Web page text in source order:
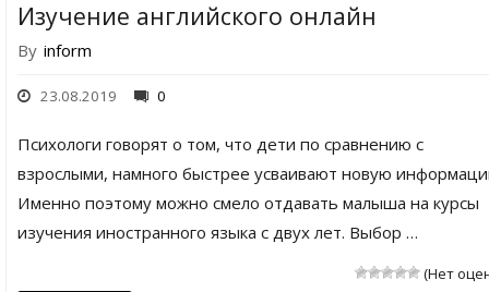
Изучение английского онлайн
By inform
23.08.2019 0
Психологи говорят о том, что дети по сравнению с
взрослыми, намного быстрее усваивают новую
Именно поэтому можно смело отдавать малыша на курсы
изучения иностранного языка с двух лет. Выбор …
(Нет